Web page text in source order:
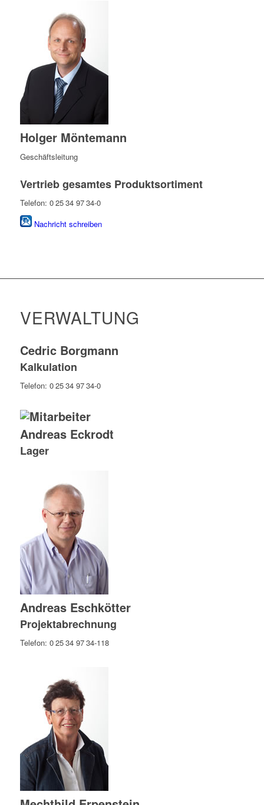
Holger Möntemann
Geschäftsleitung
Vertrieb gesamtes Produktsortiment
Telefon: 0 25 34 97 34-0
Nachricht schreiben
VERWALTUNG
Cedric Borgmann
Kalkulation
Telefon: 0 25 34 97 34-0
Andreas Eckrodt
Lager
Andreas Eschkötter
Projektabrechnung
Telefon: 0 25 34 97 34-118